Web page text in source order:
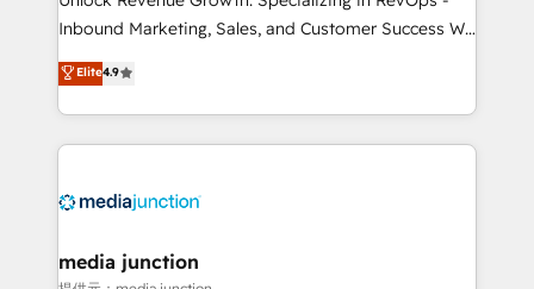
Inbound Marketing, Sales, and Customer Success We
specialize in driving revenue growth for companies
across industries through tailored marketing, sales,
and customer success strategies, utilizing RevOps
methodologies. As Latin America's largest HubSpot
offer unparalleled insights. Operating in five
Mexico, USA, and Portugal—we've executed over a
Elite4.9
media junction